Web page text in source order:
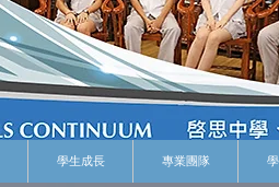
學生成長 專業團隊